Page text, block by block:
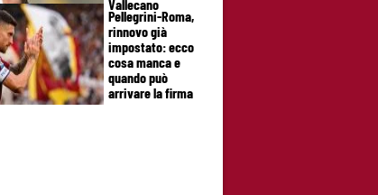
Vallecano
Pellegrini-Roma,
rinnovo già
impostato: ecco
cosa manca e
quando può
arrivare la firma